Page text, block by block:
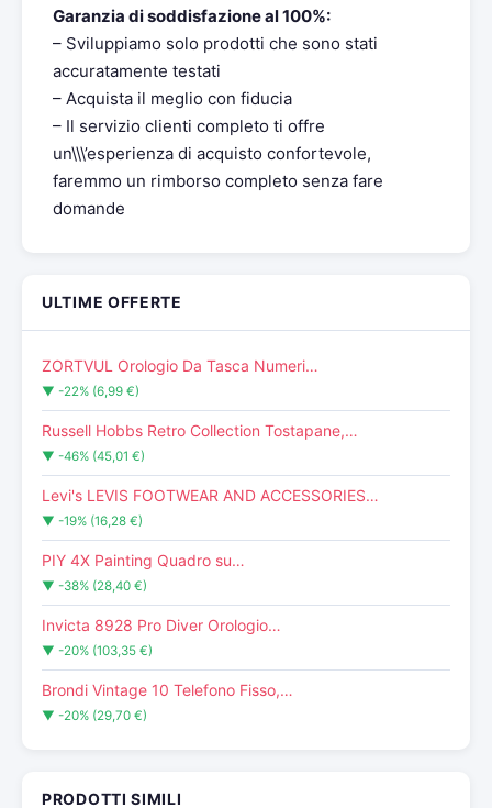
Garanzia di soddisfazione al 100%:
– Sviluppiamo solo prodotti che sono stati
accuratamente testati
– Acquista il meglio con fiducia
– Il servizio clienti completo ti offre
un\\\’esperienza di acquisto confortevole,
faremmo un rimborso completo senza fare
domande
ULTIME OFFERTE
ZORTVUL Orologio Da Tasca Numeri…
▼ -22% (6,99 €)
Russell Hobbs Retro Collection Tostapane,…
▼ -46% (45,01 €)
Levi's LEVIS FOOTWEAR AND ACCESSORIES…
▼ -19% (16,28 €)
PIY 4X Painting Quadro su…
▼ -38% (28,40 €)
Invicta 8928 Pro Diver Orologio…
▼ -20% (103,35 €)
Brondi Vintage 10 Telefono Fisso,…
▼ -20% (29,70 €)
PRODOTTI SIMILI